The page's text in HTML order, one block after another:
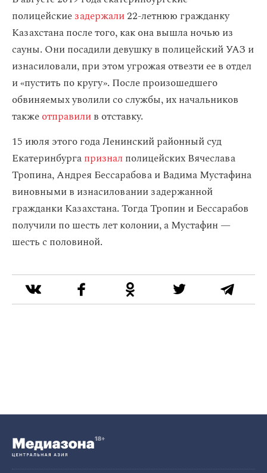
полицейскиезадержали22-летнюю гражданку
Казахстана после того, как она вышла ночью из
сауны. Они посадили девушку в полицейский УАЗ и
изнасиловали, при этом угрожая отвезти ее в отдел
и «пустить по кругу». После произошедшего
обвиняемых уволили со службы, их начальников
такжеотправилив отставку.
15 июля этого года Ленинский районный суд
Екатеринбургапризнал полицейских Вячеслава
Тропина, Андрея Бессарабова и Вадима Мустафина
виновными в изнасиловании задержанной
гражданки Казахстана. Тогда Тропин и Бессарабов
получили по шесть лет колонии, а Мустафин —
шесть с половиной.